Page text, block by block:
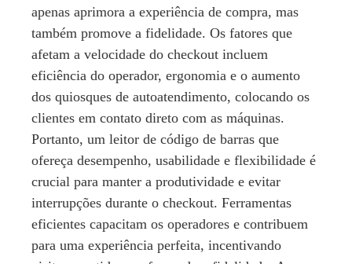
apenas aprimora a experiência de compra, mas
também promove a fidelidade. Os fatores que
afetam a velocidade do checkout incluem
eficiência do operador, ergonomia e o aumento
dos quiosques de autoatendimento, colocando os
clientes em contato direto com as máquinas.
Portanto, um leitor de código de barras que
ofereça desempenho, usabilidade e flexibilidade é
crucial para manter a produtividade e evitar
interrupções durante o checkout. Ferramentas
eficientes capacitam os operadores e contribuem
para uma experiência perfeita, incentivando